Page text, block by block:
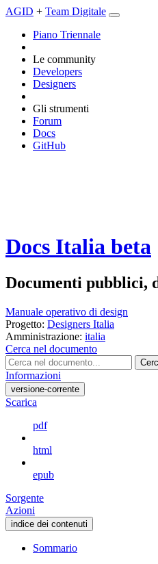
AGID + Team Digitale
Piano Triennale
Le community
Developers
Designers
Gli strumenti
Forum
Docs
GitHub
Docs Italia beta
Documenti pubblici,
Manuale operativo di design
Progetto: Designers Italia
Amministrazione: italia
Cerca nel documento
Informazioni
versione-corrente
Scarica
pdf
html
epub
Sorgente
Azioni
indice dei contenuti
Sommario